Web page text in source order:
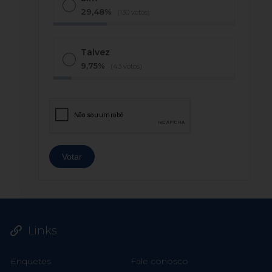
29,48% (130 votos)
Talvez
9,75% (43 votos)
Links
Enquetes Fale conosco